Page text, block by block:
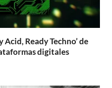
Ready Techno’ de
digitales